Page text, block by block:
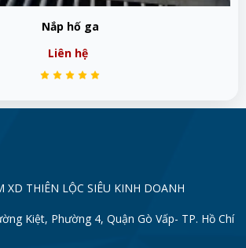
Nắp hố ga mẫu mới
Liên hệ
XD THIÊN LỘC SIÊU KINH DOANH
Kiệt, Phường 4, Quận Gò Vấp- TP. Hồ Chí